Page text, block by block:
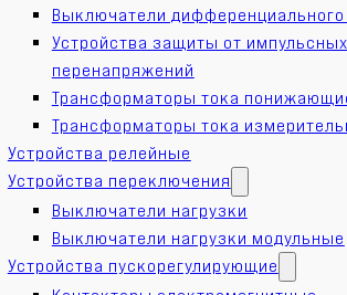
Выключатели дифференциального
Устройства защиты от импульсных
перенапряжений
Трансформаторы тока
Трансформаторы тока
Устройства релейные
Устройства переключения
Выключатели нагрузки
Выключатели нагрузки модульные
Устройства пускорегулирующие